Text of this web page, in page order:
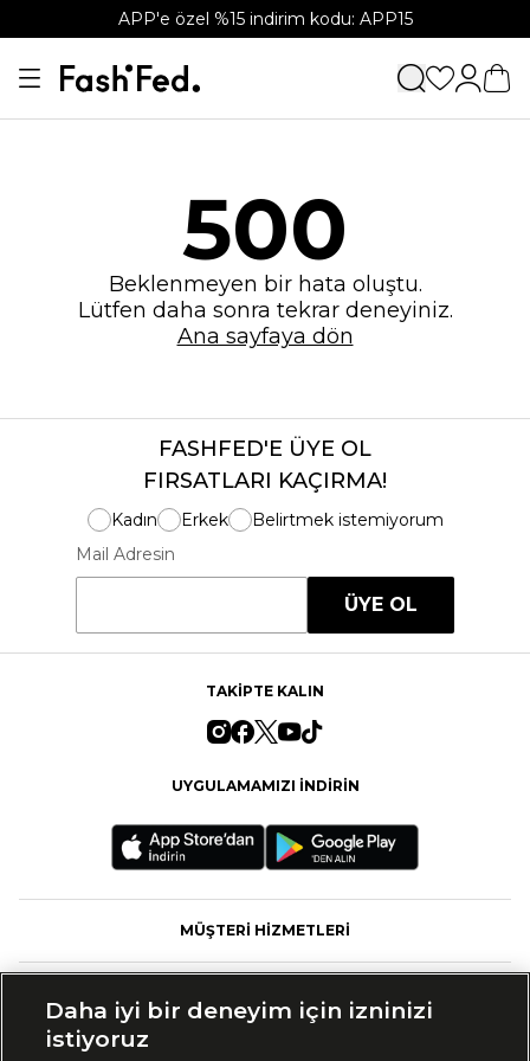
APP'e özel %15 indirim kodu: APP15
500
Beklenmeyen bir hata oluştu.
Lütfen daha sonra tekrar deneyiniz.
Ana sayfaya dön
FASHFED'E ÜYE OL
FIRSATLARI KAÇIRMA!
Kadın Erkek
Belirtmek istemiyorum
Mail Adresin
ÜYE OL
TAKİPTE KALIN
UYGULAMAMIZI İNDİRİN
MÜŞTERİ HİZMETLERİ
Daha iyi bir deneyim için izninizi
istiyoruz